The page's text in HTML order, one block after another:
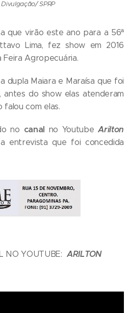
SPRP
que virão este ano para a 56ª
Lima, fez show em 2016
Feira Agropecuária.
dupla Maiara e Maraísa que foi
antes do show elas atenderam
falou com elas.
no canal no YoutubeArilton
entrevista que foi concedida
NO YOUTUBE:ARILTON